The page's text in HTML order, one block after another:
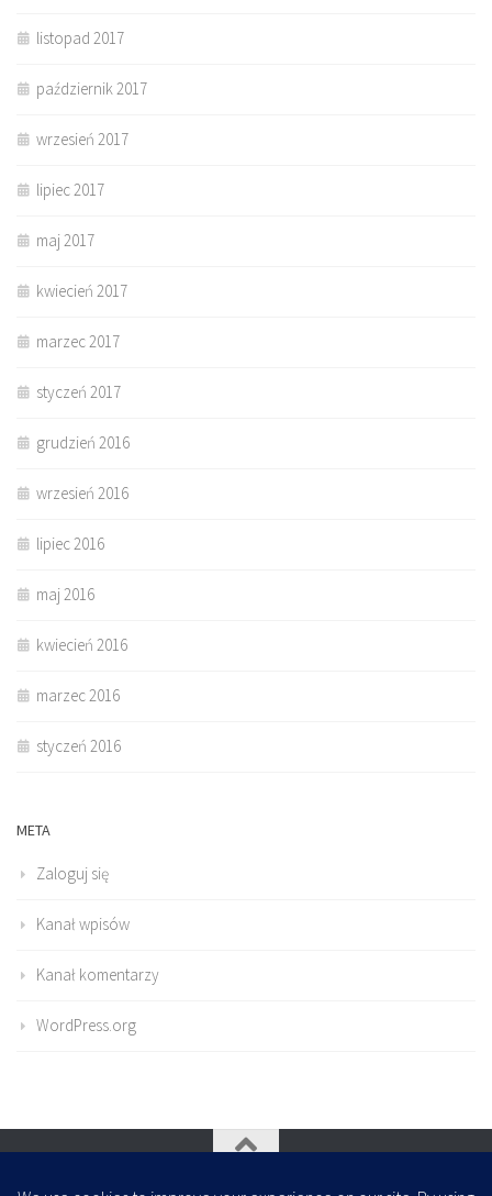
listopad 2017
październik 2017
wrzesień 2017
lipiec 2017
maj 2017
kwiecień 2017
marzec 2017
styczeń 2017
grudzień 2016
wrzesień 2016
lipiec 2016
maj 2016
kwiecień 2016
marzec 2016
styczeń 2016
META
Zaloguj się
Kanał wpisów
Kanał komentarzy
WordPress.org